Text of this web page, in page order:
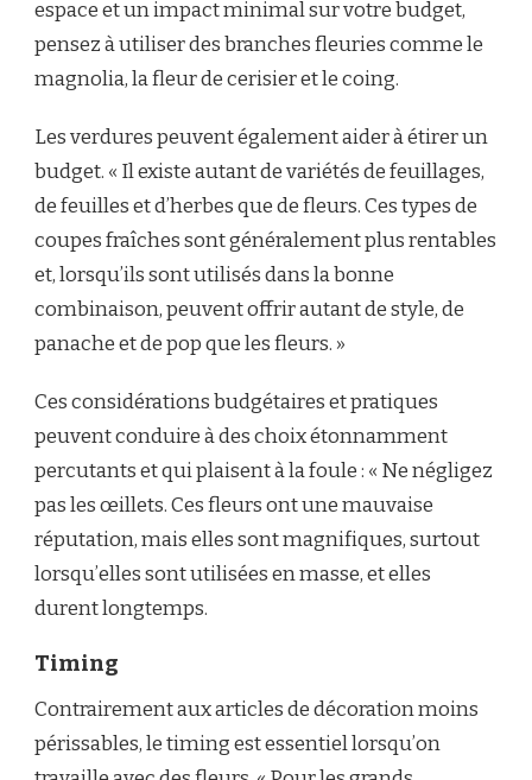
espace et un impact minimal sur votre budget,
pensez à utiliser des branches fleuries comme le
magnolia, la fleur de cerisier et le coing.
Les verdures peuvent également aider à étirer un
budget. « Il existe autant de variétés de feuillages,
de feuilles et d’herbes que de fleurs. Ces types de
coupes fraîches sont généralement plus rentables
et, lorsqu’ils sont utilisés dans la bonne
combinaison, peuvent offrir autant de style, de
panache et de pop que les fleurs. »
Ces considérations budgétaires et pratiques
peuvent conduire à des choix étonnamment
percutants et qui plaisent à la foule : « Ne négligez
pas les œillets. Ces fleurs ont une mauvaise
réputation, mais elles sont magnifiques, surtout
lorsqu’elles sont utilisées en masse, et elles
durent longtemps.
Timing
Contrairement aux articles de décoration moins
périssables, le timing est essentiel lorsqu’on